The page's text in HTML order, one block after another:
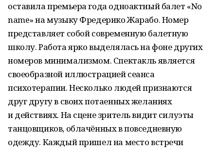
оставила премьера года одноактный балет «No
name» на музыку Фредерико Жарабо. Номер
представляет собой современную балетную
школу. Работа ярко выделялась на фоне других
номеров минимализмом. Спектакль является
своеобразной иллюстрацией сеанса
психотерапии. Несколько людей признаются
друг другу в своих потаенных желаниях
и действиях. На сцене зритель видит силуэты
танцовщиков, облачённых в повседневную
одежду. Каждый пришел на место встречи